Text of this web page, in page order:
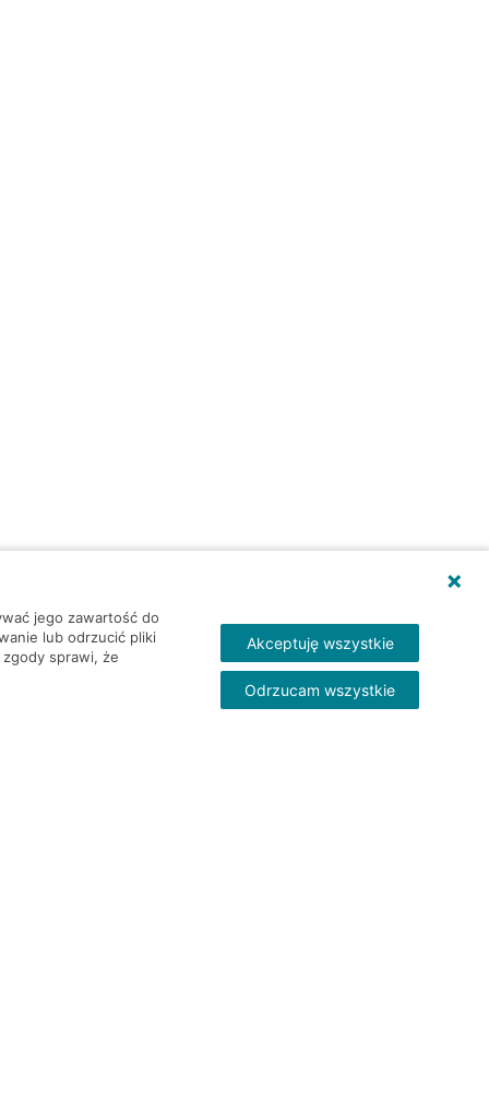
jego zawartość do
lub odrzucić pliki
sprawi, że
Akceptuję wszystkie
Odrzucam wszystkie